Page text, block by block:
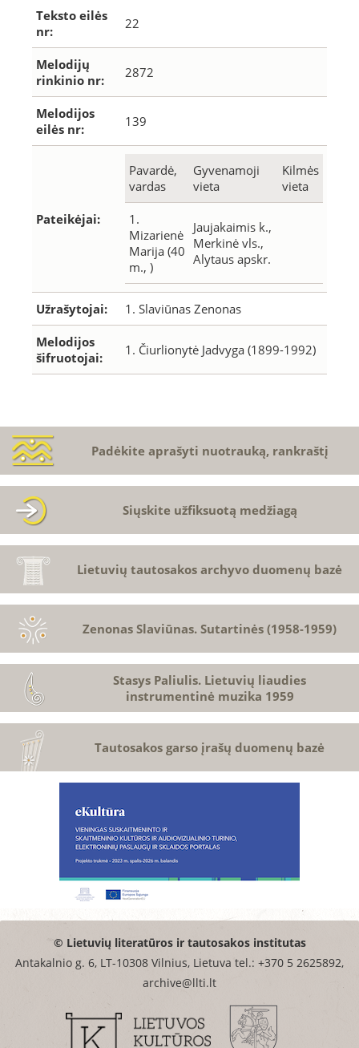
Teksto eilės
nr:
22
Melodijų
rinkinio nr:
2872
Melodijos
eilės nr:
139
Pateikėjai:
Pavardė,
vardas
Gyvenamoji
vieta
Kilmės
vieta
1.
Mizarienė
Marija (40
m., )
Jaujakaimis k.,
Merkinė vls.,
Alytaus apskr.
Užrašytojai: 1. Slaviūnas Zenonas
Melodijos
šifruotojai:
1. Čiurlionytė Jadvyga (1899-1992)
Padėkite aprašyti nuotrauką, rankraštį
Siųskite užfiksuotą medžiagą
Lietuvių tautosakos archyvo duomenų bazė
Zenonas Slaviūnas. Sutartinės (1958-1959)
Stasys Paliulis. Lietuvių liaudies
instrumentinė muzika 1959
Tautosakos garso įrašų duomenų bazė
© Lietuvių literatūros ir tautosakos institutas
Antakalnio g. 6, LT-10308 Vilnius, Lietuva tel.: +370 5 2625892,
archive@llti.lt